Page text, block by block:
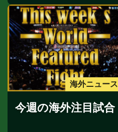
海外ニュース
今週の海外注目試合